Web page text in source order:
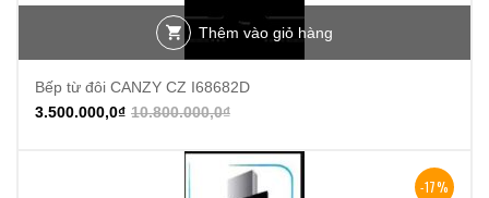
Thêm vào giỏ hàng
Bếp từ đôi CANZY CZ I68682D
10.800.000,0₫
3.500.000,0₫
-17%